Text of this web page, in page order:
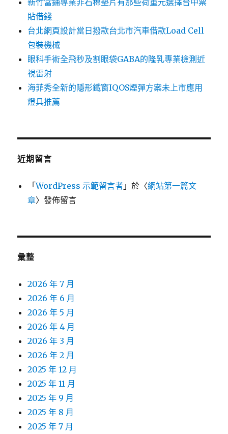
新竹當鋪專業非石棉墊片有那些荷重元選擇台中票
貼借錢
台北網頁設計當日撥款台北市汽車借款Load Cell
包裝機械
眼科手術全飛秒及割眼袋GABA的隆乳專業檢測近
視雷射
海菲秀全新的隱形鐵窗IQOS煙彈方案未上市應用
燈具推薦
近期留言
「WordPress 示範留言者 」於〈網站第一篇文
章〉發佈留言
彙整
2026 年 7 月
2026 年 6 月
2026 年 5 月
2026 年 4 月
2026 年 3 月
2026 年 2 月
2025 年 12 月
2025 年 11 月
2025 年 9 月
2025 年 8 月
2025 年 7 月